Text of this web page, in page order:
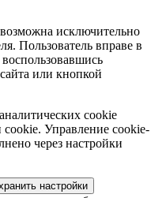
исключительно
Пользователь вправе в
или кнопкой
cookie
Управление cookie-
через настройки
настройки